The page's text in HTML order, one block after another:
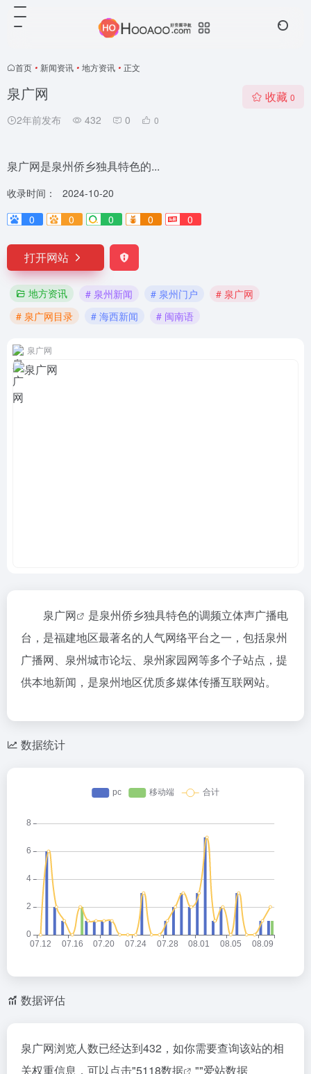
首页 • 新闻资讯 • 地方资讯 • 正文
泉广网
2年前发布 432 0 0
收藏 0
泉广网是泉州侨乡独具特色的...
收录时间：
2024-10-20
0
0 0 0 0
打开网站
地方资讯 # 泉州新闻 # 泉州门户
# 泉广网
# 泉广网目录
# 海西新闻 # 闽南语
泉广网
泉广网
是泉州侨乡独具特色的调频立体声广播电
台，是福建地区最著名的人气网络平台之一，包括泉州
广播网、泉州城市论坛、泉州家园网等多个子站点，提
供本地新闻，是泉州地区优质多媒体传播互联网站。
数据统计
数据评估
泉广网浏览人数已经达到432，如你需要查询该站的相
关权重信息，可以点击"5118数据 ""爱站数据